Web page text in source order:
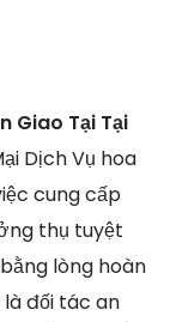
Giao Tại Tại
Dịch Vụ hoa
cung cấp
thụ tuyệt
lòng hoàn
là đối tác an